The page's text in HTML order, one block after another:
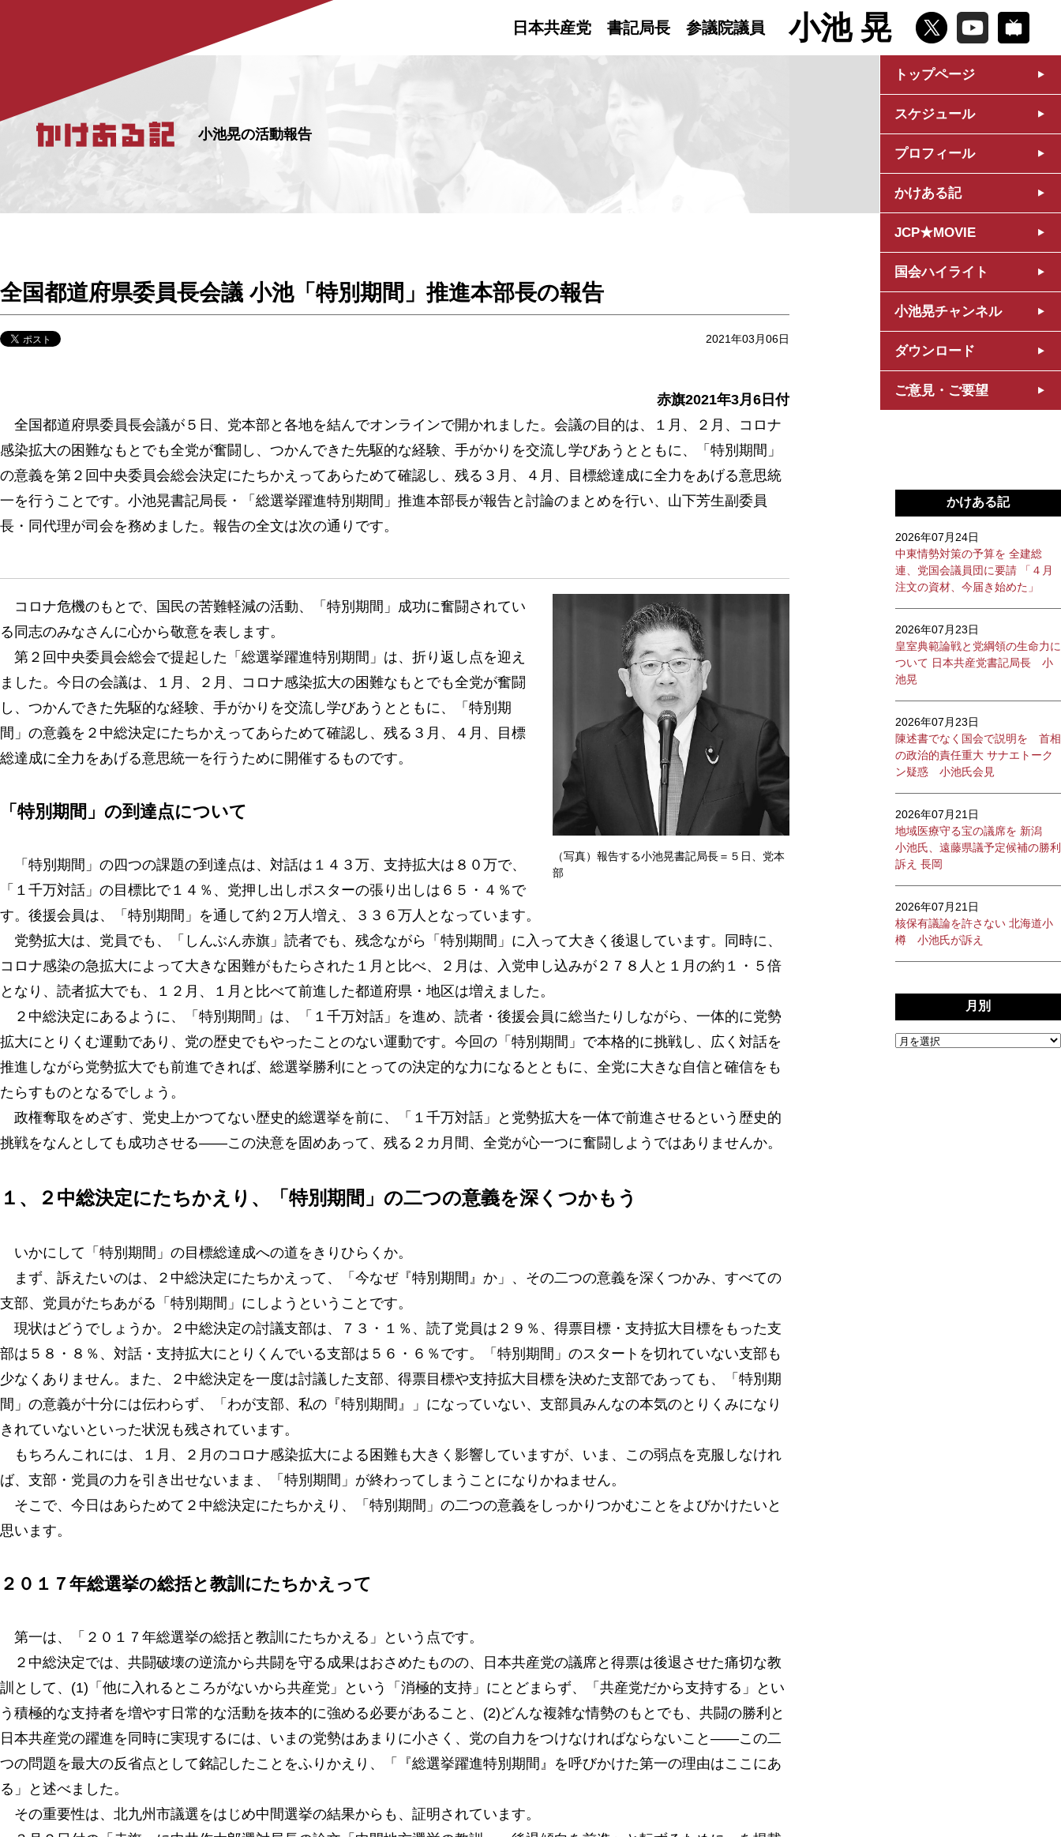
日本共産党 書記局長 参議院議員 小池 晃
トップページ
スケジュール
プロフィール
かけある記
JCP★MOVIE
国会ハイライト
小池晃チャンネル
ダウンロード
ご意見・ご要望
小池晃の活動報告
全国都道府県委員長会議 小池「特別期間」推進本部長の報告
2021年03月06日
赤旗2021年3月6日付
全国都道府県委員長会議が５日、党本部と各地を結んでオンラインで開かれました。会議の目的は、１月、２月、コロナ
感染拡大の困難なもとでも全党が奮闘し、つかんできた先駆的な経験、手がかりを交流し学びあうとともに、「特別期間」
の意義を第２回中央委員会総会決定にたちかえってあらためて確認し、残る３月、４月、目標総達成に全力をあげる意思統
一を行うことです。小池晃書記局長・「総選挙躍進特別期間」推進本部長が報告と討論のまとめを行い、山下芳生副委員
長・同代理が司会を務めました。報告の全文は次の通りです。
（写真）報告する小池晃書記局長＝５日、党本
部
コロナ危機のもとで、国民の苦難軽減の活動、「特別期間」成功に奮闘されてい
る同志のみなさんに心から敬意を表します。
第２回中央委員会総会で提起した「総選挙躍進特別期間」は、折り返し点を迎え
ました。今日の会議は、１月、２月、コロナ感染拡大の困難なもとでも全党が奮闘
し、つかんできた先駆的な経験、手がかりを交流し学びあうとともに、「特別期
間」の意義を２中総決定にたちかえってあらためて確認し、残る３月、４月、目標
総達成に全力をあげる意思統一を行うために開催するものです。
「特別期間」の到達点について
「特別期間」の四つの課題の到達点は、対話は１４３万、支持拡大は８０万で、
「１千万対話」の目標比で１４％、党押し出しポスターの張り出しは６５・４％で
す。後援会員は、「特別期間」を通して約２万人増え、３３６万人となっています。
党勢拡大は、党員でも、「しんぶん赤旗」読者でも、残念ながら「特別期間」に入って大きく後退しています。同時に、
コロナ感染の急拡大によって大きな困難がもたらされた１月と比べ、２月は、入党申し込みが２７８人と１月の約１・５倍
となり、読者拡大でも、１２月、１月と比べて前進した都道府県・地区は増えました。
２中総決定にあるように、「特別期間」は、「１千万対話」を進め、読者・後援会員に総当たりしながら、一体的に党勢
拡大にとりくむ運動であり、党の歴史でもやったことのない運動です。今回の「特別期間」で本格的に挑戦し、広く対話を
推進しながら党勢拡大でも前進できれば、総選挙勝利にとっての決定的な力になるとともに、全党に大きな自信と確信をも
たらすものとなるでしょう。
政権奪取をめざす、党史上かつてない歴史的総選挙を前に、「１千万対話」と党勢拡大を一体で前進させるという歴史的
挑戦をなんとしても成功させる――この決意を固めあって、残る２カ月間、全党が心一つに奮闘しようではありませんか。
１、２中総決定にたちかえり、「特別期間」の二つの意義を深くつかもう
いかにして「特別期間」の目標総達成への道をきりひらくか。
まず、訴えたいのは、２中総決定にたちかえって、「今なぜ『特別期間』か」、その二つの意義を深くつかみ、すべての
支部、党員がたちあがる「特別期間」にしようということです。
現状はどうでしょうか。２中総決定の討議支部は、７３・１％、読了党員は２９％、得票目標・支持拡大目標をもった支
部は５８・８％、対話・支持拡大にとりくんでいる支部は５６・６％です。「特別期間」のスタートを切れていない支部も
少なくありません。また、２中総決定を一度は討議した支部、得票目標や支持拡大目標を決めた支部であっても、「特別期
間」の意義が十分には伝わらず、「わが支部、私の『特別期間』」になっていない、支部員みんなの本気のとりくみになり
きれていないといった状況も残されています。
もちろんこれには、１月、２月のコロナ感染拡大による困難も大きく影響していますが、いま、この弱点を克服しなけれ
ば、支部・党員の力を引き出せないまま、「特別期間」が終わってしまうことになりかねません。
そこで、今日はあらためて２中総決定にたちかえり、「特別期間」の二つの意義をしっかりつかむことをよびかけたいと
思います。
２０１７年総選挙の総括と教訓にたちかえって
第一は、「２０１７年総選挙の総括と教訓にたちかえる」という点です。
２中総決定では、共闘破壊の逆流から共闘を守る成果はおさめたものの、日本共産党の議席と得票は後退させた痛切な教
訓として、(1)「他に入れるところがないから共産党」という「消極的支持」にとどまらず、「共産党だから支持する」とい
う積極的な支持者を増やす日常的な活動を抜本的に強める必要があること、(2)どんな複雑な情勢のもとでも、共闘の勝利と
日本共産党の躍進を同時に実現するには、いまの党勢はあまりに小さく、党の自力をつけなければならないこと――この二
つの問題を最大の反省点として銘記したことをふりかえり、「『総選挙躍進特別期間』を呼びかけた第一の理由はここにあ
る」と述べました。
その重要性は、北九州市議選をはじめ中間選挙の結果からも、証明されています。
かけある記
2026年07月24日
中東情勢対策の予算を 全建総
連、党国会議員団に要請 「４月
注文の資材、今届き始めた」
2026年07月23日
皇室典範論戦と党綱領の生命力に
ついて 日本共産党書記局長 小
池晃
2026年07月23日
陳述書でなく国会で説明を 首相
の政治的責任重大 サナエトーク
ン疑惑 小池氏会見
2026年07月21日
地域医療守る宝の議席を 新潟
小池氏、遠藤県議予定候補の勝利
訴え 長岡
2026年07月21日
核保有議論を許さない 北海道小
樽 小池氏が訴え
月別